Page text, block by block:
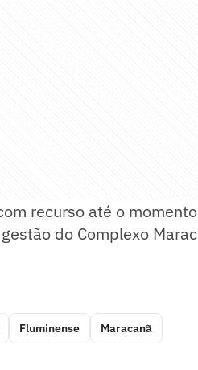
recurso até o
do Complexo
Fluminense Maracanã